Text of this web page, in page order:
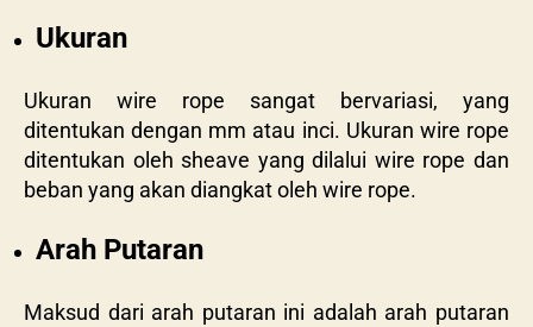
Ukuran
Ukuran wire rope sangat bervariasi, yang
ditentukan dengan mm atau inci. Ukuran wire rope
ditentukan oleh sheave yang dilalui wire rope dan
beban yang akan diangkat oleh wire rope.
Arah Putaran
Maksud dari arah putaran ini adalah arah putaran